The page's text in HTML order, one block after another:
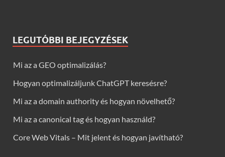
LEGUTÓBBI BEJEGYZÉSEK
Mi az a GEO optimalizálás?
Hogyan optimalizáljunk ChatGPT keresésre?
Mi az a domain authority és hogyan növelhető?
Mi az a canonical tag és hogyan használd?
Core Web Vitals – Mit jelent és hogyan javítható?